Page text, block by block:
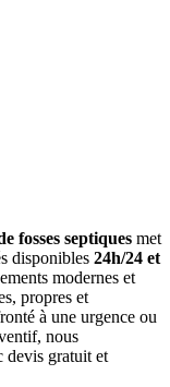
fosses septiques met
disponibles 24h/24 et
modernes et
propres et
à une urgence ou
nous
devis gratuit et